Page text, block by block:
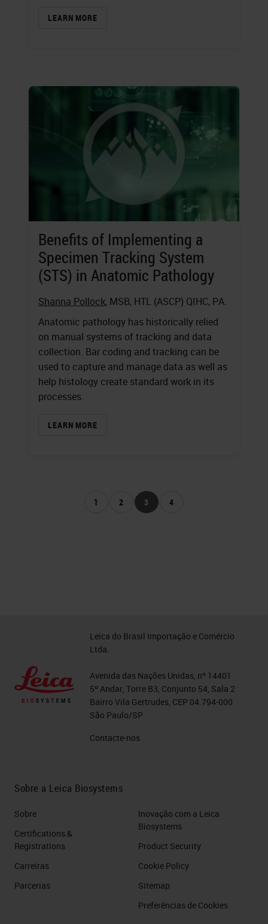
LEARN MORE
Benefits of Implementing a
Specimen Tracking System
(STS) in Anatomic Pathology
Shanna Pollock, MSB, HTL (ASCP) QIHC, PA.
Anatomic pathology has historically relied
on manual systems of tracking and data
collection. Bar coding and tracking can be
used to capture and manage data as well as
help histology create standard work in its
processes.
LEARN MORE
1 2 3 4
Leica do Brasil Importação e Comércio
Ltda.
Avenida das Nações Unidas, nº 14401
5º Andar, Torre B3, Conjunto 54, Sala 2
Bairro Vila Gertrudes, CEP 04.794-000
São Paulo/SP
Contacte-nos
Sobre a Leica Biosystems
Sobre
Certifications &
Registrations
Carreiras
Parcerias
Inovação com a Leica
Biosystems
Product Security
Cookie Policy
Sitemap
Preferências de Cookies